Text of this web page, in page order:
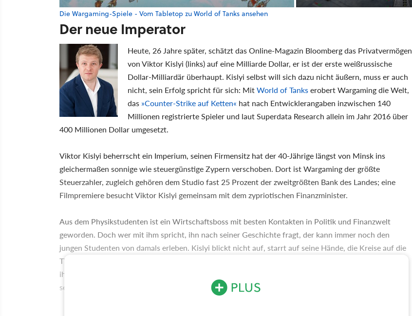
Die Wargaming-Spiele - Vom Tabletop zu World of Tanks ansehen
Der neue Imperator
Heute, 26 Jahre später, schätzt das Online-Magazin Bloomberg das Privatvermögen
von Viktor Kislyi (links) auf eine Milliarde Dollar, er ist der erste weißrussische
Dollar-Milliardär überhaupt. Kislyi selbst will sich dazu nicht äußern, muss er auch
nicht, sein Erfolg spricht für sich: MitWorld of Tankserobert Wargaming die Welt,
das »Counter-Strike auf Ketten« hat nach Entwicklerangaben inzwischen 140
Millionen registrierte Spieler und laut Superdata Research allein im Jahr 2016 über
400 Millionen Dollar umgesetzt.
Viktor Kislyi beherrscht ein Imperium, seinen Firmensitz hat der 40-Jährige längst von Minsk ins
gleichermaßen sonnige wie steuergünstige Zypern verschoben. Dort ist Wargaming der größte
Steuerzahler, zugleich gehören dem Studio fast 25 Prozent der zweitgrößten Bank des Landes; eine
Filmpremiere besucht Viktor Kislyi gemeinsam mit dem zypriotischen Finanzminister.
Aus dem Physikstudenten ist ein Wirtschaftsboss mit besten Kontakten in Politik und Finanzwelt
geworden. Doch wer mit ihm spricht, ihn nach seiner Geschichte fragt, der kann immer noch den
jungen Studenten von damals erleben. Kislyi blickt nicht auf, starrt auf seine Hände, die Kreise auf die
Tischplatte zeichnen, während er erzählt, erzählt, erzählt. Wie sehr ihn Civilization fasziniert, wie viel
ihn das Strategiespiel über reale Wirtschaft gelehrt hat. Und wie es ihm schließlich doch noch gelang,
sein Idol zu treffen.